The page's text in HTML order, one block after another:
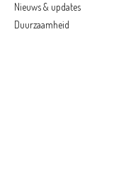
Nieuws & updates
Duurzaamheid